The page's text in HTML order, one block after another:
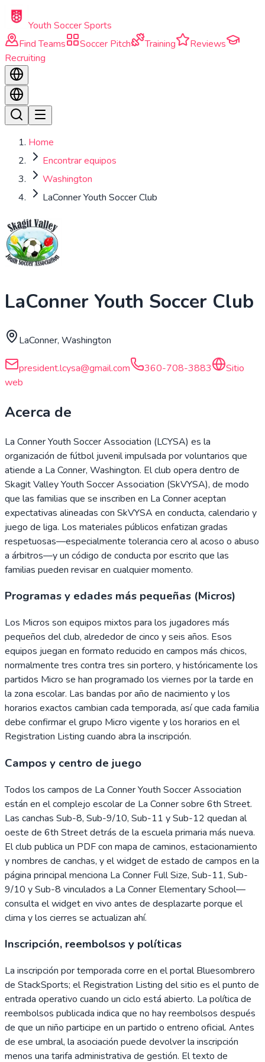
Skip to main content
Youth Soccer Sports
Find Teams
Soccer Pitch Training
Reviews
Recruiting
Home
Encontrar equipos
Washington
LaConner Youth Soccer Club
LaConner Youth Soccer Club
LaConner, Washington
president.lcysa@gmail.com 360-708-3883
Sitio
web
Acerca de
La Conner Youth Soccer Association (LCYSA) es la
organización de fútbol juvenil impulsada por voluntarios que
atiende a La Conner, Washington. El club opera dentro de
Skagit Valley Youth Soccer Association (SkVYSA), de modo
que las familias que se inscriben en La Conner aceptan
expectativas alineadas con SkVYSA en conducta, calendario y
juego de liga. Los materiales públicos enfatizan gradas
respetuosas—especialmente tolerancia cero al acoso o abuso
a árbitros—y un código de conducta por escrito que las
familias pueden revisar en cualquier momento.
Programas y edades más pequeñas (Micros)
Los Micros son equipos mixtos para los jugadores más
pequeños del club, alrededor de cinco y seis años. Esos
equipos juegan en formato reducido en campos más chicos,
normalmente tres contra tres sin portero, y históricamente los
partidos Micro se han programado los viernes por la tarde en
la zona escolar. Las bandas por año de nacimiento y los
horarios exactos cambian cada temporada, así que cada familia
debe confirmar el grupo Micro vigente y los horarios en el
Registration Listing cuando abra la inscripción.
Campos y centro de juego
Todos los campos de La Conner Youth Soccer Association
están en el complejo escolar de La Conner sobre 6th Street.
Las canchas Sub-8, Sub-9/10, Sub-11 y Sub-12 quedan al
oeste de 6th Street detrás de la escuela primaria más nueva.
El club publica un PDF con mapa de caminos, estacionamiento
y nombres de canchas, y el widget de estado de campos en la
página principal menciona La Conner Full Size, Sub-11, Sub-
9/10 y Sub-8 vinculados a La Conner Elementary School—
consulta el widget en vivo antes de desplazarte porque el
clima y los cierres se actualizan ahí.
Inscripción, reembolsos y políticas
La inscripción por temporada corre en el portal Bluesombrero
de StackSports; el Registration Listing del sitio es el punto de
entrada operativo cuando un ciclo está abierto. La política de
reembolsos publicada indica que no hay reembolsos después
de que un niño participe en un partido o entreno oficial. Antes
de ese umbral, la asociación puede devolver la inscripción
menos una tarifa administrativa de gestión. El texto de